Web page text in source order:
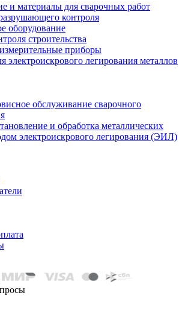
и материалы для сварочных работ
контроля
оборудование
строительства
приборы
электроискрового легирования металлов
обслуживание сварочного
и обработка металлических
электроискрового легирования (ЭИЛ)